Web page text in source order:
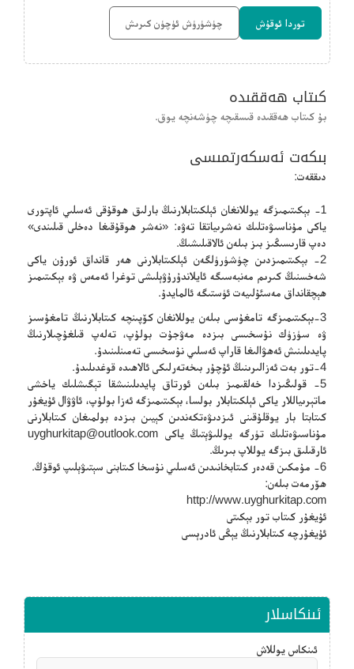
توردا ئوقۇش چۈشۈرۈش ئۈچۈن كىرىش
كىتاب ھەققىدە
بۇ كىتاب ھەققىدە قىسقىچە چۈشەنچە يوق.
بىكەت ئەسكەرتمىسى
دىققەت:
1- بېكىتىمىزگە يوللانغان ئېلكىتابلارنىڭ بارلىق ھوقۇقى ئەسلىي ئاپتورى
ياكى مۇناسىۋەتلىك نەشرىياتقا تەۋە: «نەشر ھوقۇقىغا دەخلى قىلىندى»
دەپ قارىسىڭىز بىز بىلەن ئالاقىلىشىڭ.
2- بېكىتىمىزدىن چۈشۈرۈلگەن ئېلكىتابلارنى ھەر قانداق ئورۇن ياكى
شەخسنىڭ كىرىم مەنبەسىگە ئايلاندۇرۇۋېلىشى توغرا ئەمەس ۋە بېكىتىمىز
ھېچقانداق مەسئۇلىيەت ئۈستىگە ئالمايدۇ.
3-بېكىتىمىزگە تامغۇسى بىلەن يوللانغان كۆپىنچە كىتابلارنىڭ تامغۇسىز
ۋە سۈزۈك نۇسخىسى بىزدە مەۋجۇت بولۇپ، تەلەپ قىلغۇچىلارنىڭ
پايدىلىنىش ئەھۋالىغا قاراپ ئەسلىي نۇسخىسى تەمىنلىنىدۇ.
4-تور بەت ئەزالىرىنىڭ ئۇچۇر بىخەتەرلىكى ئالاھىدە قوغدىلىدۇ.
5- قولىڭىزدا خەلقىمىز بىلەن ئورتاق پايدىلىنىشقا تېگىشلىك ياخشى
ماتېرىياللار ياكى ئېلكىتابلار بولسا، بېكىتىمىزگە ئەزا بولۇپ، ئاۋۋال ئۇيغۇر
كىتابتا بار يوقلۇقىنى ئىزدىۋەتكەندىن كېيىن بىزدە بولمىغان كىتابلارنى
مۇناسىۋەتلىك تۈرگە يوللىۋېتىڭ ياكى uyghurkitap@outlook.com
ئارقىلىق بىزگە يوللاپ بىرىڭ.
6- مۇمكىن قەدەر كىتابخانىدىن ئەسلىي نۇسخا كىتابنى سېتىۋېلىپ ئوقۇڭ.
ھۆرمەت بىلەن:
http://www.uyghurkitap.com
ئۇيغۇر كىتاب تور بېكىتى
ئۇيغۇرچە كىتابلارنىڭ يېڭى ئادرېسى
ئىنكاسلار
ئىنكاس يوللاش